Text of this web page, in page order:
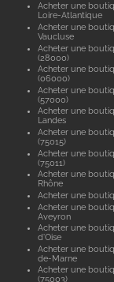
Acheter une
Loire-Atlantique
Acheter une
Vaucluse
Acheter une
(28000)
Acheter une
(06000)
Acheter une
(57000)
Acheter une
Landes
Acheter une
(75015)
Acheter une
(75011)
Acheter une
Rhône
Acheter une
Acheter une
Aveyron
Acheter une
d'Oise
Acheter une
de-Marne
Acheter une
(75003)